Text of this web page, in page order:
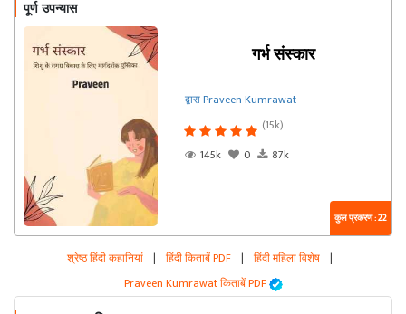
पूर्ण उपन्यास
गर्भ संस्कार
द्वारा Praveen Kumrawat
(15k)
145k
0 87k
कुल प्रकरण : 22
श्रेष्ठ हिंदी कहानियां | हिंदी किताबें PDF | हिंदी महिला विशेष |
Praveen Kumrawat किताबें PDF